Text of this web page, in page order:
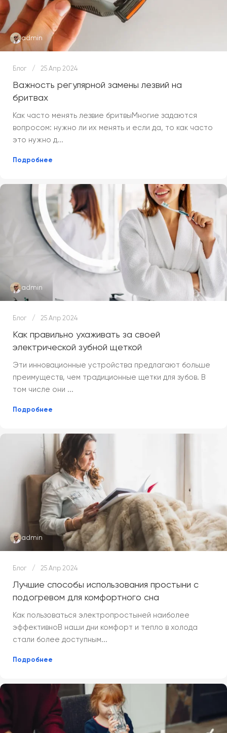
admin
Блог 25 Апр 2024
Важность регулярной замены лезвий на
бритвах
Как часто менять лезвие бритвыМногие задаются
вопросом: нужно ли их менять и если да, то как часто
это нужно д...
Подробнее
admin
Блог 25 Апр 2024
Как правильно ухаживать за своей
электрической зубной щеткой
Эти инновационные устройства предлагают больше
преимуществ, чем традиционные щетки для зубов. В
том числе они ...
Подробнее
admin
Блог 25 Апр 2024
Лучшие способы использования простыни с
подогревом для комфортного сна
Как пользоваться электропростыней наиболее
эффективноВ наши дни комфорт и тепло в холода
стали более доступным...
Подробнее